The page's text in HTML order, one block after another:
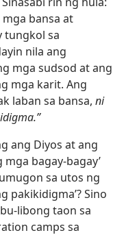
bansa at
tungkol sa
nila ang
mga sudsod at ang
mga karit. Ang
laban sa bansa, ni
ang Diyos at ang
bagay-bagay’
sa utos ng
pakikidigma’? Sino
libong taon sa
camps sa